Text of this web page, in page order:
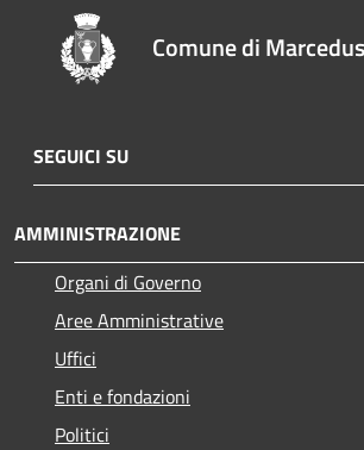
Comune di
SEGUICI SU
AMMINISTRAZIONE
Organi di Governo
Aree Amministrative
Uffici
Enti e fondazioni
Politici